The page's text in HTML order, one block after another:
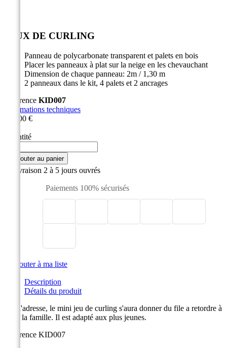
JEUX DE CURLING
Panneau de polycarbonate transparent et palets en bois
Placer les panneaux à plat sur la neige en les chevauchant
Dimension de chaque panneau: 2m / 1,30 m
2 panneaux dans le kit, 4 palets et 2 ancrages
Référence KID007
Informations techniques
800,00 €
Quantité
Ajouter au panier
Livraison 2 à 5 jours ouvrés
Paiements 100% sécurisés
Ajouter à ma liste
Description
Détails du produit
Jeu d'adresse, le mini jeu de curling s'aura donner du file a retordre à
toute la famille. Il est adapté aux plus jeunes.
Référence KID007